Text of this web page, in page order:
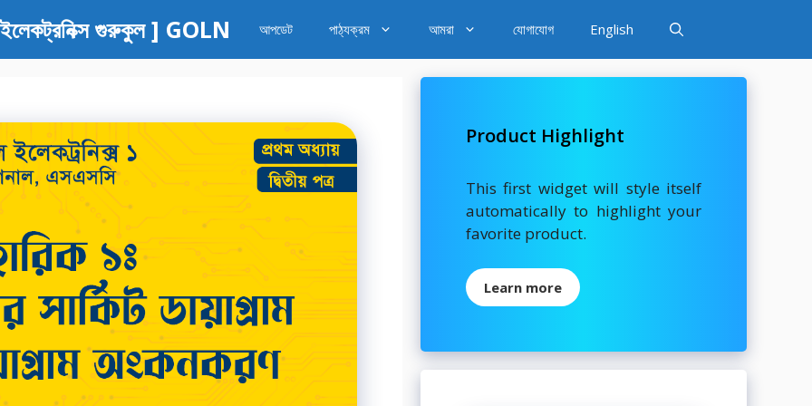
গুরুকুল ] GOLN আপডেট পাঠ্যক্রম আমরা যোগাযোগ English
Product Highlight
This first widget will style itself
automatically to highlight your
favorite product.
Learn more